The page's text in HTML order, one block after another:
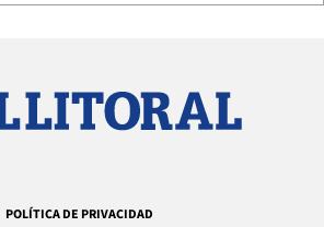
POLÍTICA DE PRIVACIDAD